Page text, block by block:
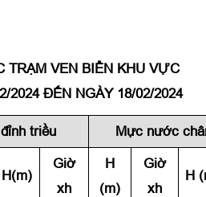
TRẠM VEN BIỂN KHU VỰC
2024 ĐẾN NGÀY 18/02/2024
triều
Mực nước
H(m)
Giờ
xh
H
(m)
Giờ
xh
H